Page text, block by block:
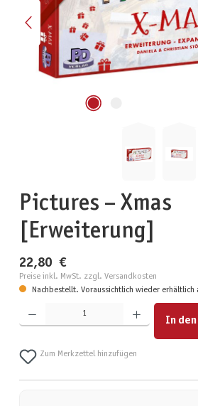
Pictures – Xmas
[Erweiterung]
22,80 €
Preise inkl. MwSt. zzgl. Versandkosten
Nachbestellt. Voraussichtlich wieder erhältlich
Produkt Anzahl: Gib den gewünschten Wert ein oder
In
Zum Merkzettel hinzufügen